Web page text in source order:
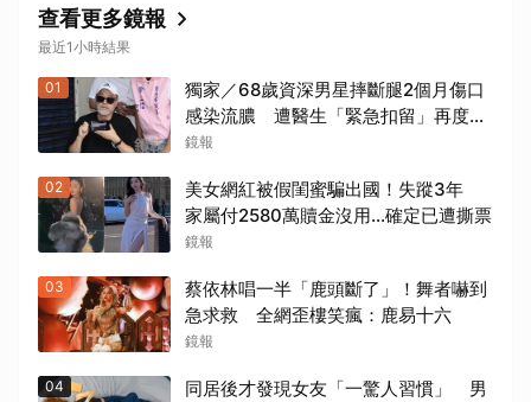
查看更多鏡報
最近1小時結果
01
獨家／68歲資深男星摔斷腿2個月傷口
感染流膿 遭醫生「緊急扣留」再度動
刀！妻心力交瘁曝現況
鏡報
02
美女網紅被假閨蜜騙出國！失蹤3年
家屬付2580萬贖金沒用…確定已遭撕票
鏡報
03
蔡依林唱一半「鹿頭斷了」！舞者嚇到
急求救 全網歪樓笑瘋：鹿易十六
鏡報
04 同居後才發現女友「一驚人習慣」 男